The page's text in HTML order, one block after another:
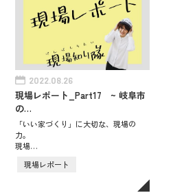
2022.08.26
現場レポート_Part17 ~ 岐阜市
の…
「いい家づくり」に大切な、現場の
力。
現場…
現場レポート